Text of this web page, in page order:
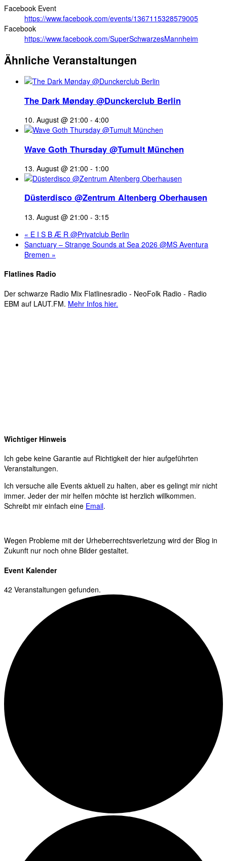
Facebook Event
https://www.facebook.com/events/1367115328579005
Facebook
https://www.facebook.com/SuperSchwarzesMannheim
Ähnliche Veranstaltungen
The Dark Mønday @Dunckerclub Berlin
10. August @ 21:00 - 4:00
Wave Goth Thursday @Tumult München
13. August @ 21:00 - 1:00
Düsterdisco @Zentrum Altenberg Oberhausen
13. August @ 21:00 - 3:15
« E I S B Æ R @Privatclub Berlin
Sanctuary – Strange Sounds at Sea 2026 @MS Aventura
Bremen »
Flatlines Radio
Der schwarze Radio Mix Flatlinesradio - NeoFolk Radio - Radio
EBM auf LAUT.FM. Mehr Infos hier.
Wichtiger Hinweis
Ich gebe keine Garantie auf Richtigkeit der hier aufgeführten
Veranstaltungen.
Ich versuche alle Events aktuell zu halten, aber es gelingt mir nicht
immer. Jeder der mir helfen möchte ist herzlich willkommen.
Schreibt mir einfach eine Email.
Wegen Probleme mit der Urheberrechtsverletzung wird der Blog in
Zukunft nur noch ohne Bilder gestaltet.
Event Kalender
42 Veranstaltungen gefunden.